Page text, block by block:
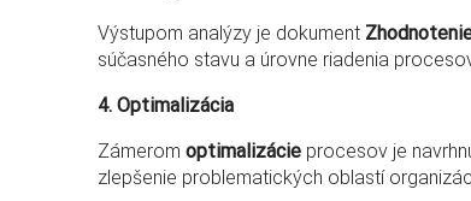
Výstupom analýzy je dokument
súčasného stavu a úrovne riadenia
4. Optimalizácia
Zámerom optimalizácie procesov je
zlepšenie problematických oblastí